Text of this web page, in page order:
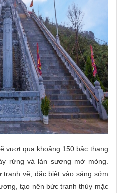
vượt qua khoảng 150 bậc thang
rừng và làn sương mờ mỏng.
vẽ, đặc biệt vào sáng sớm
tạo nên bức tranh thủy mặc